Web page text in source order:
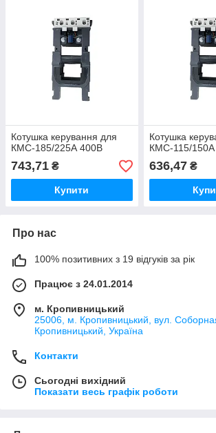
Котушка керування для
КМС-185/225А 400В
743,71 ₴
Купити
Котушка
КМС-115/
636,47₴
Про нас
100% позитивних з 19 відгуків за рік
Працює з 24.01.2014
м. Кропивницький
25006, м. Кропивницький, вул.
Кропивницький, Україна
Контакти
Сьогодні вихідний
Показати весь графік роботи